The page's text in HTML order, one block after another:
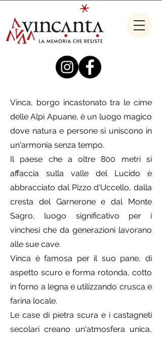
Vinca, borgo incastonato tra le cime
delle Alpi Apuane, è un luogo magico
dove natura e persone si uniscono in
un'armonia senza tempo.
Il paese che a oltre 800 metri si
affaccia sulla valle del Lucido è
abbracciato dal Pizzo d'Uccello, dalla
cresta del Garnerone e dal Monte
Sagro, luogo significativo per i
vinchesi che da generazioni lavorano
alle sue cave.
Vinca è famosa per il suo pane, di
aspetto scuro e forma rotonda, cotto
in forno a legna e utilizzando crusca e
farina locale.
Le case di pietra scura e i castagneti
secolari creano un'atmosfera unica,